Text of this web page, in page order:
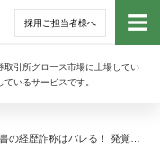
採用ご担当者様へ
取引所グロース市場に上場してい
いるサービスです。
トッ